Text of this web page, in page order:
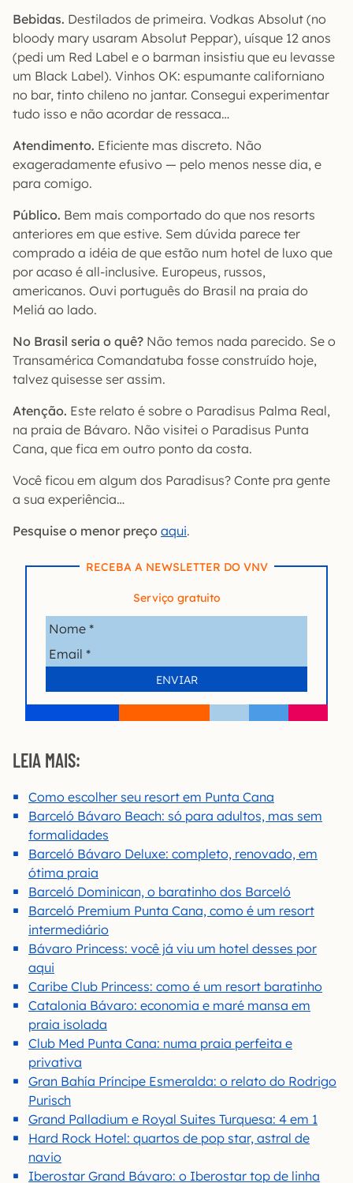
Bebidas. Destilados de primeira. Vodkas Absolut (no
bloody mary usaram Absolut Peppar), uísque 12 anos
(pedi um Red Label e o barman insistiu que eu levasse
um Black Label). Vinhos OK: espumante californiano
no bar, tinto chileno no jantar. Consegui experimentar
tudo isso e não acordar de ressaca…
Atendimento. Eficiente mas discreto. Não
exageradamente efusivo — pelo menos nesse dia, e
para comigo.
Público. Bem mais comportado do que nos resorts
anteriores em que estive. Sem dúvida parece ter
comprado a idéia de que estão num hotel de luxo que
por acaso é all-inclusive. Europeus, russos,
americanos. Ouvi português do Brasil na praia do
Meliá ao lado.
No Brasil seria o quê? Não temos nada parecido. Se o
Transamérica Comandatuba fosse construído hoje,
talvez quisesse ser assim.
Atenção. Este relato é sobre o Paradisus Palma Real,
na praia de Bávaro. Não visitei o Paradisus Punta
Cana, que fica em outro ponto da costa.
Você ficou em algum dos Paradisus? Conte pra gente
a sua experiência…
Pesquise o menor preço aqui.
RECEBA A NEWSLETTER DO VNV
Serviço gratuito
LEIA MAIS:
Como escolher seu resort em Punta Cana
Barceló Bávaro Beach: só para adultos, mas sem
formalidades
Barceló Bávaro Deluxe: completo, renovado, em
ótima praia
Barceló Dominican, o baratinho dos Barceló
Barceló Premium Punta Cana, como é um resort
intermediário
Bávaro Princess: você já viu um hotel desses por
aqui
Caribe Club Princess: como é um resort baratinho
Catalonia Bávaro: economia e maré mansa em
praia isolada
Club Med Punta Cana: numa praia perfeita e
privativa
Gran Bahía Príncipe Esmeralda: o relato do Rodrigo
Purisch
Grand Palladium e Royal Suites Turquesa: 4 em 1
Hard Rock Hotel: quartos de pop star, astral de
navio
Iberostar Grand Bávaro: o Iberostar top de linha